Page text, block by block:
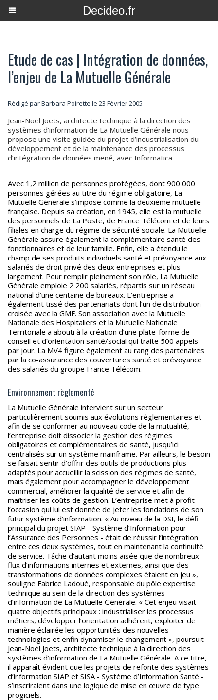
Decideo.fr
Etude de cas | Intégration de données,
l’enjeu de La Mutuelle Générale
Rédigé par Barbara Poirette le 23 Février 2005
Jean-Noël Joets, architecte technique à la direction des
systèmes d’information de La Mutuelle Générale nous
propose une visite guidée du projet d’industrialisation du
développement et de la maintenance des processus
d’intégration de données mené, avec Informatica.
Avec 1,2 million de personnes protégées, dont 900 000
personnes gérées au titre du régime obligatoire, La
Mutuelle Générale s’impose comme la deuxième mutuelle
française. Depuis sa création, en 1945, elle est la mutuelle
des personnels de La Poste, de France Télécom et de leurs
filiales en charge du régime de sécurité sociale. La Mutuelle
Générale assure également la complémentaire santé des
fonctionnaires et de leur famille. Enfin, elle a étendu le
champ de ses produits individuels santé et prévoyance aux
salariés de droit privé des deux entreprises et plus
largement. Pour remplir pleinement son rôle, La Mutuelle
Générale emploie 2 200 salariés, répartis sur un réseau
national d’une centaine de bureaux. L’entreprise a
également tissé des partenariats dont l’un de distribution
croisée avec la GMF. Son association avec la Mutuelle
Nationale des Hospitaliers et la Mutuelle Nationale
Territoriale a abouti à la création d’une plate-forme de
conseil et d’orientation santé/social qui traite 500 appels
par jour. La MV4 figure également au rang des partenaires
par la co-assurance des couvertures santé et prévoyance
des salariés du groupe France Télécom.
Environnement règlementé
La Mutuelle Générale intervient sur un secteur
particulièrement soumis aux évolutions règlementaires et
afin de se conformer au nouveau code de la mutualité,
l’entreprise doit dissocier la gestion des régimes
obligatoires et complémentaires de santé, jusqu’ici
centralisés sur un système mainframe. Par ailleurs, le besoin
se faisait sentir d’offrir des outils de productions plus
adaptés pour accueillir la scission des régimes de santé,
mais également pour accompagner le développement
commercial, améliorer la qualité de service et afin de
maîtriser les coûts de gestion. L’entreprise met à profit
l’occasion qui lui est donnée de jeter les fondations de son
futur système d’information. « Au niveau de la DSI, le défi
principal du projet SIAP - Système d’Information pour
l’Assurance des Personnes - était de réussir l’intégration
entre ces deux systèmes, tout en maintenant la continuité
de service. Tâche d’autant moins aisée que de nombreux
flux d’informations internes et externes, ainsi que des
transformations de données complexes étaient en jeu »,
souligne Fabrice Ladoué, responsable du pôle expertise
technique au sein de la direction des systèmes
d’information de La Mutuelle Générale. « Cet enjeu visait
quatre objectifs principaux : industrialiser les processus
métiers, développer l’orientation adhérent, exploiter de
manière éclairée les opportunités des nouvelles
technologies et enfin dynamiser le changement », poursuit
Jean-Noël Joets, architecte technique à la direction des
systèmes d’information de La Mutuelle Générale. A ce titre,
il apparaît évident que les projets de refonte des systèmes
d’information SIAP et SISA - Système d’Information Santé -
s’inscriraient dans une logique de mise en œuvre de type
progiciels.